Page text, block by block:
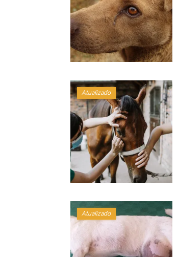
Atualizado
Atualizado